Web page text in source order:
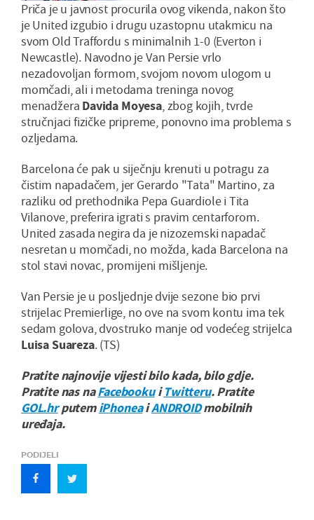
Priča je u javnost procurila ovog vikenda, nakon što
je United izgubio i drugu uzastopnu utakmicu na
svom Old Traffordu s minimalnih 1-0 (Everton i
Newcastle). Navodno je Van Persie vrlo
nezadovoljan formom, svojom novom ulogom u
momčadi, ali i metodama treninga novog
menadžera Davida Moyesa, zbog kojih, tvrde
stručnjaci fizičke pripreme, ponovno ima problema s
ozljedama.
Barcelona će pak u siječnju krenuti u potragu za
čistim napadačem, jer Gerardo "Tata" Martino, za
razliku od prethodnika Pepa Guardiole i Tita
Vilanove, preferira igrati s pravim centarforom.
United zasada negira da je nizozemski napadač
nesretan u momčadi, no možda, kada Barcelona na
stol stavi novac, promijeni mišljenje.
Van Persie je u posljednje dvije sezone bio prvi
strijelac Premierlige, no ove na svom kontu ima tek
sedam golova, dvostruko manje od vodećeg strijelca
Luisa Suareza. (TS)
Pratite najnovije vijesti bilo kada, bilo gdje.
Pratite nas naFacebookuiTwitteru. Pratite
GOL.hrputemiPhoneaiANDROIDmobilnih
uređaja.
PODIJELI